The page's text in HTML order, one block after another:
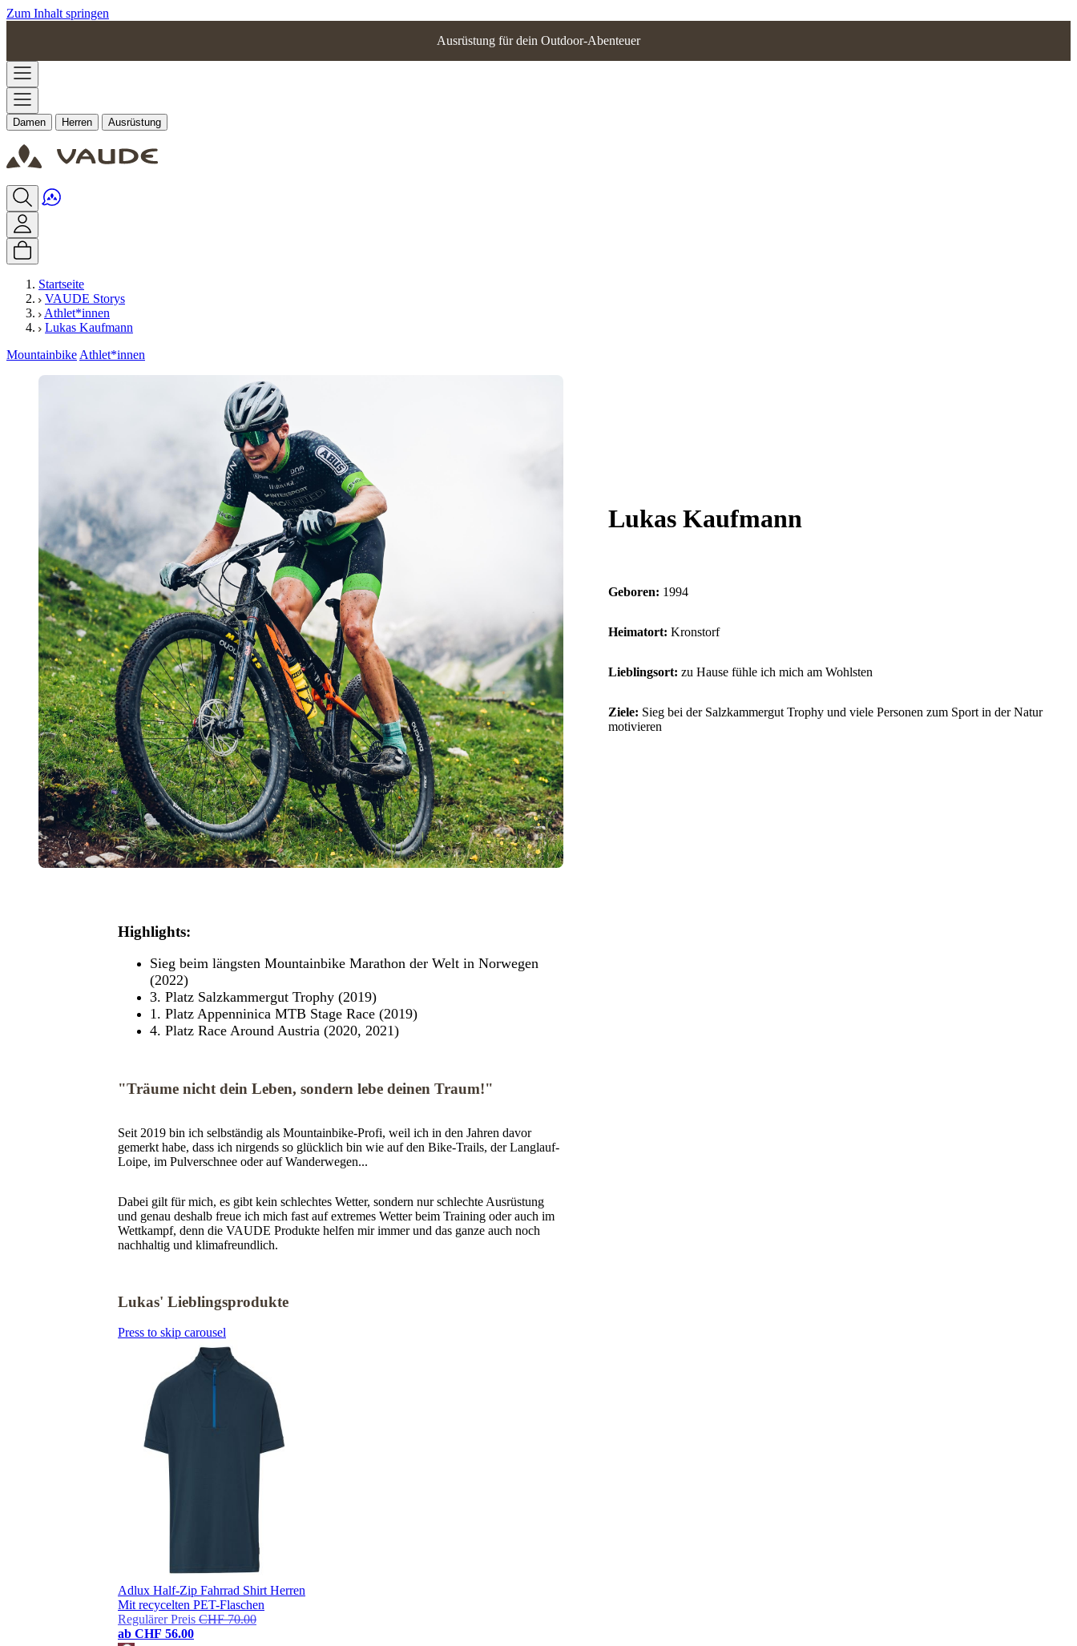
Zum Inhalt springen
Ausrüstung für dein Outdoor-Abenteuer
Damen Herren Ausrüstung
Startseite
VAUDE Storys
Athlet*innen
Lukas Kaufmann
Mountainbike Athlet*innen
Lukas Kaufmann
Geboren: 1994
Heimatort: Kronstorf
Lieblingsort: zu Hause fühle ich mich am Wohlsten
Ziele: Sieg bei der Salzkammergut Trophy und viele Personen zum Sport in der Natur
motivieren
Highlights:
Sieg beim längsten Mountainbike Marathon der Welt in Norwegen
(2022)
3. Platz Salzkammergut Trophy (2019)
1. Platz Appenninica MTB Stage Race (2019)
4. Platz Race Around Austria (2020, 2021)
"Träume nicht dein Leben, sondern lebe deinen Traum!"
Seit 2019 bin ich selbständig als Mountainbike-Profi, weil ich in den Jahren davor
gemerkt habe, dass ich nirgends so glücklich bin wie auf den Bike-Trails, der Langlauf-
Loipe, im Pulverschnee oder auf Wanderwegen...
Dabei gilt für mich, es gibt kein schlechtes Wetter, sondern nur schlechte Ausrüstung
und genau deshalb freue ich mich fast auf extremes Wetter beim Training oder auch im
Wettkampf, denn die VAUDE Produkte helfen mir immer und das ganze auch noch
nachhaltig und klimafreundlich.
Lukas' Lieblingsprodukte
Press to skip carousel
Adlux Half-Zip Fahrrad Shirt Herren
Mit recycelten PET-Flaschen
Regulärer Preis CHF 70.00
ab CHF 56.00